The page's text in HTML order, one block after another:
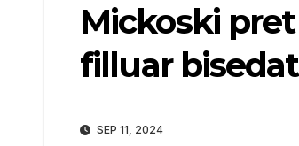
Mickoski
filluar
SEP 11, 2024